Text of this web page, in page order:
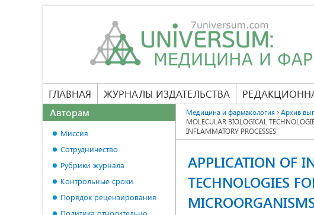
ГЛАВНАЯ ЖУРНАЛЫ ИЗДАТЕЛЬСТВА
Медицина и фармакология Архив
MOLECULAR BIOLOGICAL
INFLAMMATORY PROCESSES
APPLICATION OF
TECHNOLOGIES
Авторам
Миссия
Сотрудничество
Рубрики журнала
Контрольные сроки
Порядок рецензирования
Политика относительно